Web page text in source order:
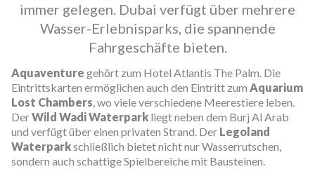
immer gelegen. Dubai verfügt über mehrere
Wasser-Erlebnisparks, die spannende
Fahrgeschäfte bieten.
Aquaventure gehört zum Hotel Atlantis The Palm. Die
Eintrittskarten ermöglichen auch den Eintritt zum Aquarium
Lost Chambers, wo viele verschiedene Meerestiere leben.
DerWild Wadi Waterparkliegt neben dem Burj Al Arab
und verfügt über einen privaten Strand. Der Legoland
Waterparkschließlich bietet nicht nur Wasserrutschen,
sondern auch schattige Spielbereiche mit Bausteinen.